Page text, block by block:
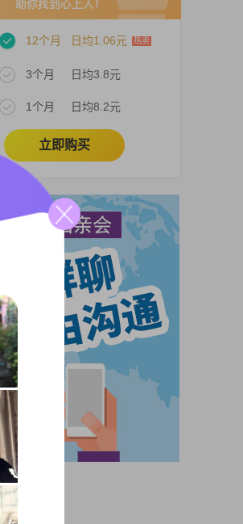
12个月 日均1.06元
3个月 日均3.8元
1个月 日均8.2元
立即购买